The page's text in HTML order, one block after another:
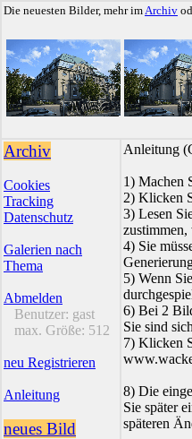
Die neuesten Bilder, mehr imArchiv
Archiv
Cookies
Tracking
Datenschutz
Galerien nach
Thema
Abmelden
Benutzer: gast
max. Größe: 512
neu Registrieren
Anleitung
neues Bild
Anleitung
1) Machen
2) Klicken
3) Lesen
4) Sie
5) Wenn
6) Bei 2
Sie sind
7) Klicken
8) Die
Sie später
späteren